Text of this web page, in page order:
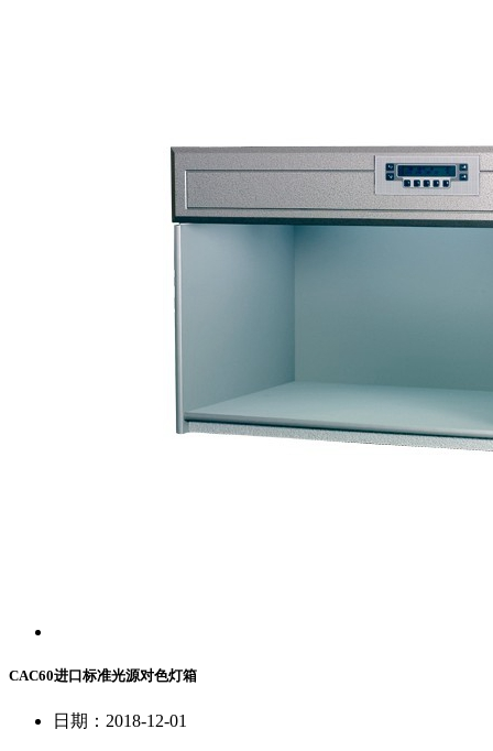
CAC60进口标准光源对色灯箱
日期：2018-12-01